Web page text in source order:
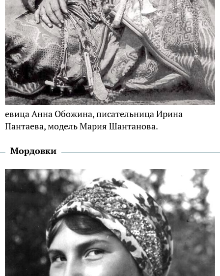
евица Анна Обожина, писательница Ирина
Пантаева, модель Мария Шантанова.
Мордовки